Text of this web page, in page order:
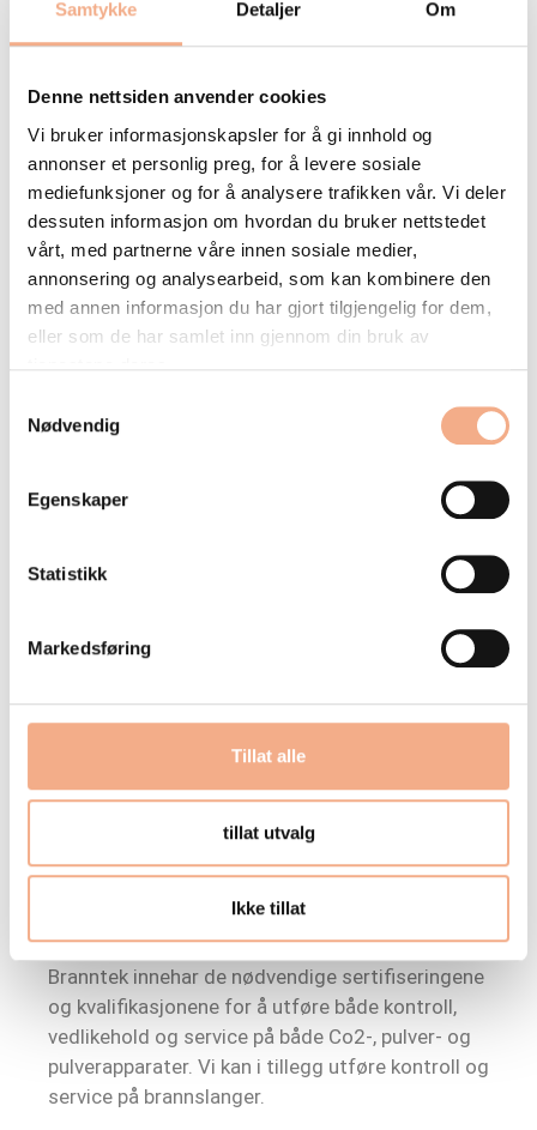
Samtykke Detaljer Om
Denne nettsiden anvender cookies
Vi bruker informasjonskapsler for å gi innhold og
annonser et personlig preg, for å levere sosiale
mediefunksjoner og for å analysere trafikken vår. Vi deler
dessuten informasjon om hvordan du bruker nettstedet
vårt, med partnerne våre innen sosiale medier,
annonsering og analysearbeid, som kan kombinere den
med annen informasjon du har gjort tilgjengelig for dem,
eller som de har samlet inn gjennom din bruk av
Nødvendig
Egenskaper
Statistikk
Markedsføring
Tillat alle
tillat utvalg
Ikke tillat
Kontroll av nødlysene i
Alle byggverk skal være utformet for rask, sikker
og effektiv rømning og redning. Eier av bygget er
ansvarlig for å følge opp krav som stilles til
nødlys.
Les også: Nødlys, markeringslys eller ledelys?
Det er krav om at nødlys skal kontrolleres årlig
Kontroll av det
slokkeutstyret
Manuelt slokkeutstyr er enten brannslanger eller
apparater som gjerne består pulver, skum, vann
eller Co2. Disse er gjerne plassert strategisk
Manuelt slokkeutstyr skal kontrolleres årlig av
brannslokningsapparater kontrolleres hvert
Branntek innehar de nødvendige sertifiseringene
og kvalifikasjonene for å utføre både kontroll,
vedlikehold og service på både Co2-, pulver- og
pulverapparater. Vi kan i tillegg utføre kontroll og
service på brannslanger.